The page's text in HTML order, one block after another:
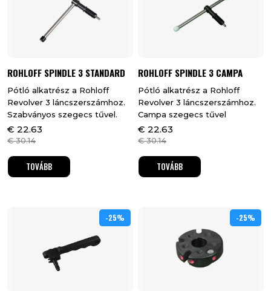
ROHLOFF SPINDLE 3 STANDARD
Pótló alkatrész a Rohloff
Revolver 3 láncszerszámhoz.
Szabványos szegecs tűvel.
€ 22.63
€30.14
TOVÁBB
ROHLOFF SPINDLE 3 CAMPA
Pótló alkatrész a Rohloff
Revolver 3 láncszerszámhoz.
Campa szegecs tűvel
€ 22.63
€30.14
TOVÁBB
25%
-25% 25%
-25%